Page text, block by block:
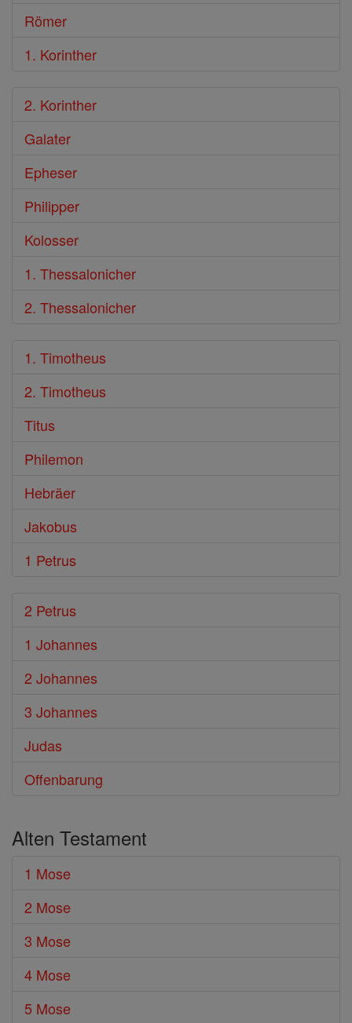
Römer
1. Korinther
2. Korinther
Galater
Epheser
Philipper
Kolosser
1. Thessalonicher
2. Thessalonicher
1. Timotheus
2. Timotheus
Titus
Philemon
Hebräer
Jakobus
1 Petrus
2 Petrus
1 Johannes
2 Johannes
3 Johannes
Judas
Offenbarung
Alten Testament
1 Mose
2 Mose
3 Mose
4 Mose
5 Mose